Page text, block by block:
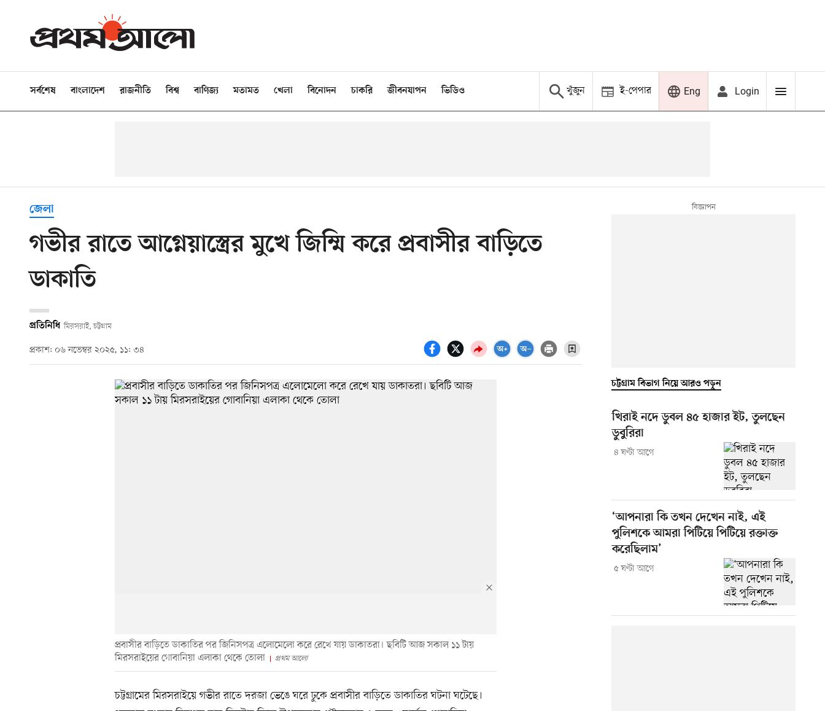
সর্বশেষ বাংলাদেশ রাজনীতি বিশ্ব বাণিজ্য মতামত খেলা বিনোদন চাকরি জীবনযাপন ভিডিও খুঁজুন ই-পেপার Eng Login
জেলা
গভীর রাতে আগ্নেয়াস্ত্রের মুখে জিম্মি করে প্রবাসীর বাড়িতে
ডাকাতি
প্রতিনিধি মিরসরাই, চট্টগ্রাম
প্রকাশ: ০৬ নভেম্বর ২০২৫, ১১: ৩৪
প্রবাসীর বাড়িতে ডাকাতির পর জিনিসপত্র এলোমেলো করে রেখে যায় ডাকাতরা। ছবিটি আজ সকাল ১১ টায়
মিরসরাইয়ের গোবানিয়া এলাকা থেকে তোলা
প্রথম আলো
চট্টগ্রামের মিরসরাইয়ে গভীর রাতে দরজা ভেঙে ঘরে ঢুকে প্রবাসীর বাড়িতে ডাকাতির ঘটনা ঘটেছে।
চট্টগ্রাম বিভাগ নিয়ে আরও পড়ুন
খিরাই নদে ডুবল ৪৫ হাজার ইট, তুলছেন
ডুবুরিরা
৪ ঘণ্টা আগে
‘আপনারা কি তখন দেখেন নাই, এই
পুলিশকে আমরা পিটিয়ে পিটিয়ে রক্তাক্ত
করেছিলাম’
৫ ঘণ্টা আগে